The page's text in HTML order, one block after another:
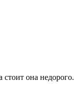
она недорого.